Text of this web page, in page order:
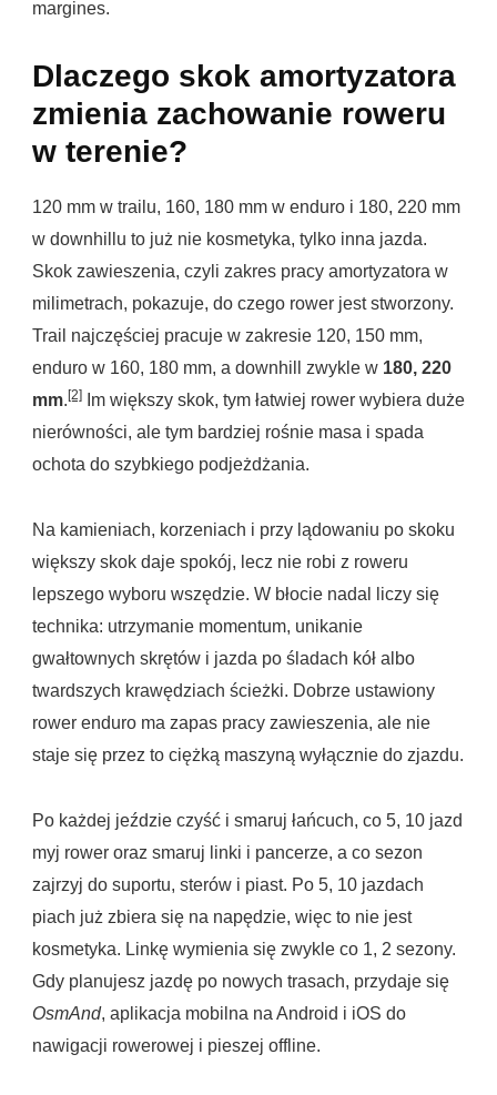
margines.
Dlaczego skok amortyzatora
zmienia zachowanie roweru
w terenie?
120 mm w trailu, 160, 180 mm w enduro i 180, 220 mm
w downhillu to już nie kosmetyka, tylko inna jazda.
Skok zawieszenia, czyli zakres pracy amortyzatora w
milimetrach, pokazuje, do czego rower jest stworzony.
Trail najczęściej pracuje w zakresie 120, 150 mm,
enduro w 160, 180 mm, a downhill zwykle w 180, 220
mm. [2]
Im większy skok, tym łatwiej rower wybiera duże
nierówności, ale tym bardziej rośnie masa i spada
ochota do szybkiego podjeżdżania.
Na kamieniach, korzeniach i przy lądowaniu po skoku
większy skok daje spokój, lecz nie robi z roweru
lepszego wyboru wszędzie. W błocie nadal liczy się
technika: utrzymanie momentum, unikanie
gwałtownych skrętów i jazda po śladach kół albo
twardszych krawędziach ścieżki. Dobrze ustawiony
rower enduro ma zapas pracy zawieszenia, ale nie
staje się przez to ciężką maszyną wyłącznie do zjazdu.
Po każdej jeździe czyść i smaruj łańcuch, co 5, 10 jazd
myj rower oraz smaruj linki i pancerze, a co sezon
zajrzyj do suportu, sterów i piast. Po 5, 10 jazdach
piach już zbiera się na napędzie, więc to nie jest
kosmetyka. Linkę wymienia się zwykle co 1, 2 sezony.
Gdy planujesz jazdę po nowych trasach, przydaje się
OsmAnd, aplikacja mobilna na Android i iOS do
nawigacji rowerowej i pieszej offline.